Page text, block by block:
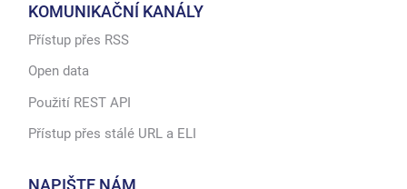
KOMUNIKAČNÍ KANÁLY
Přístup přes RSS
Open data
Použití REST API
Přístup přes stálé URL a ELI
NAPIŠTE NÁM